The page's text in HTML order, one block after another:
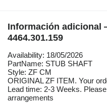
Información adicional
4464.301.159
Availability: 18/05/2026
PartName: STUB SHAFT
Style: ZF CM
ORIGINAL ZF ITEM. Your
Lead time: 2-3 Weeks.
arrangements